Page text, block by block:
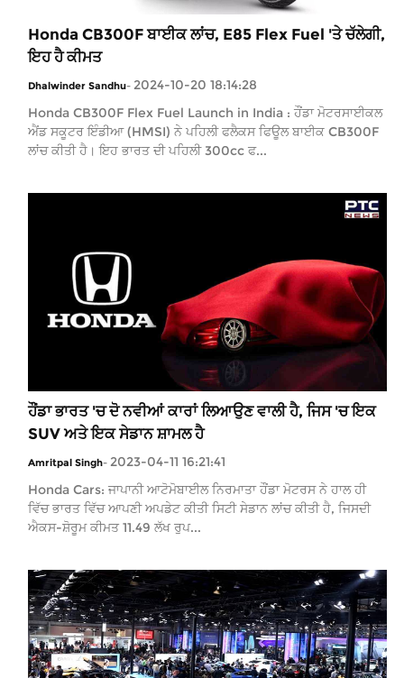
Honda CB300F ਬਾਈਕ ਲਾਂਚ, E85 Flex Fuel 'ਤੇ ਚੱਲੇਗੀ,
ਇਹ ਹੈ ਕੀਮਤ
Dhalwinder Sandhu- 2024-10-20 18:14:28
Honda CB300F Flex Fuel Launch in India : ਹੌਂਡਾ ਮੋਟਰਸਾਈਕਲ
ਐਂਡ ਸਕੂਟਰ ਇੰਡੀਆ (HMSI) ਨੇ ਪਹਿਲੀ ਫਲੈਕਸ ਫਿਊਲ ਬਾਈਕ CB300F
ਲਾਂਚ ਕੀਤੀ ਹੈ। ਇਹ ਭਾਰਤ ਦੀ ਪਹਿਲੀ 300cc ਫ...
ਹੌਂਡਾ ਭਾਰਤ 'ਚ ਦੋ ਨਵੀਆਂ ਕਾਰਾਂ ਲਿਆਉਣ ਵਾਲੀ ਹੈ, ਜਿਸ 'ਚ ਇਕ
SUV ਅਤੇ ਇਕ ਸੇਡਾਨ ਸ਼ਾਮਲ ਹੈ
Amritpal Singh- 2023-04-11 16:21:41
Honda Cars: ਜਾਪਾਨੀ ਆਟੋਮੋਬਾਈਲ ਨਿਰਮਾਤਾ ਹੌਂਡਾ ਮੋਟਰਸ ਨੇ ਹਾਲ ਹੀ
ਵਿੱਚ ਭਾਰਤ ਵਿੱਚ ਆਪਣੀ ਅਪਡੇਟ ਕੀਤੀ ਸਿਟੀ ਸੇਡਾਨ ਲਾਂਚ ਕੀਤੀ ਹੈ, ਜਿਸਦੀ
ਐਕਸ-ਸ਼ੋਰੂਮ ਕੀਮਤ 11.49 ਲੱਖ ਰੁਪ...